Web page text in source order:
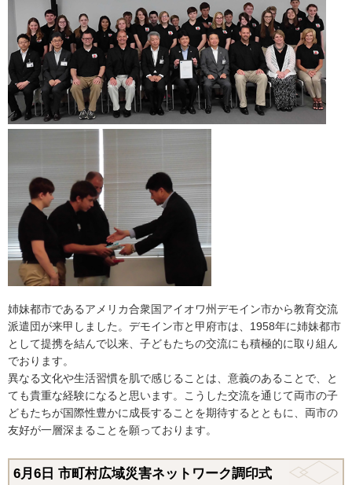
姉妹都市であるアメリカ合衆国アイオワ州デモイン市から教育交流
派遣団が来甲しました。デモイン市と甲府市は、1958年に姉妹都市
として提携を結んで以来、子どもたちの交流にも積極的に取り組ん
でおります。
異なる文化や生活習慣を肌で感じることは、意義のあることで、と
ても貴重な経験になると思います。こうした交流を通じて両市の子
どもたちが国際性豊かに成長することを期待するとともに、両市の
友好が一層深まることを願っております。
6月6日 市町村広域災害ネットワーク調印式